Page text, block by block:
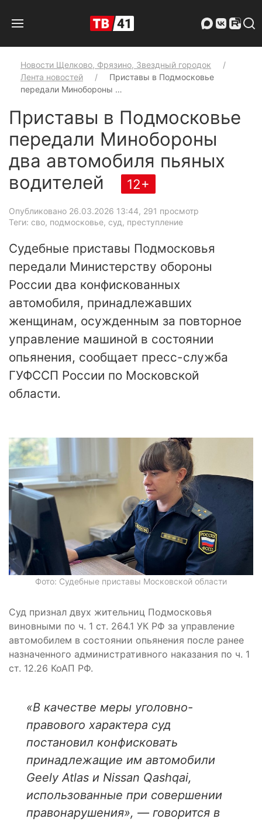
Новости Щелково, Фрязино, Звездный городок
Лента новостей
Приставы в Подмосковье
передали Минобороны …
Приставы в Подмосковье
передали Минобороны
два автомобиля пьяных
водителей
12+
Опубликовано 26.03.2026 13:44, 291 просмотр
Теги: сво, подмосковье, суд, преступление
Судебные приставы Подмосковья
передали Министерству обороны
России два конфискованных
автомобиля, принадлежавших
женщинам, осужденным за повторное
управление машиной в состоянии
опьянения, сообщает пресс-служба
ГУФССП России по Московской
области.
Фото: Судебные приставы Московской области
Суд признал двух жительниц Подмосковья
виновными по ч. 1 ст. 264.1 УК РФ за управление
автомобилем в состоянии опьянения после ранее
назначенного административного наказания по ч. 1
ст. 12.26 КоАП РФ.
«В качестве меры уголовно-
правового характера суд
постановил конфисковать
принадлежащие им автомобили
Geely Atlas и Nissan Qashqai,
использованные при совершении
правонарушения», — говорится в